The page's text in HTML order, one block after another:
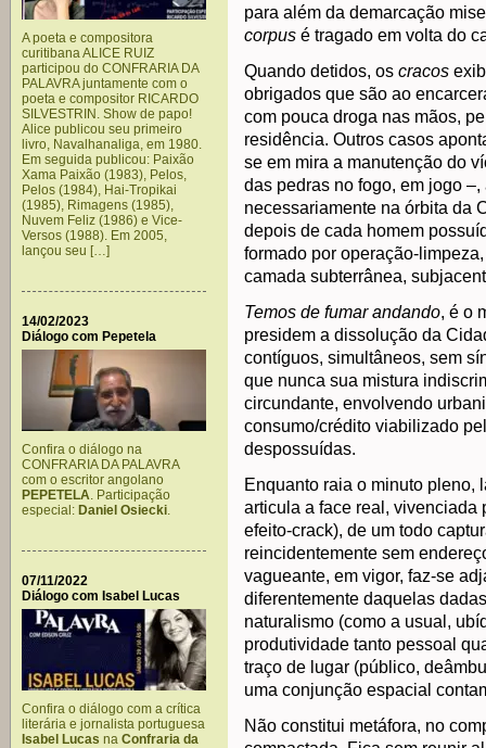
A poeta e compositora
curitibana ALICE RUIZ
participou do CONFRARIA DA
PALAVRA juntamente com o
poeta e compositor RICARDO
SILVESTRIN. Show de papo!
Alice publicou seu primeiro
livro, Navalhanaliga, em 1980.
Em seguida publicou: Paixão
Xama Paixão (1983), Pelos,
Pelos (1984), Hai-Tropikai
(1985), Rimagens (1985),
Nuvem Feliz (1986) e Vice-
Versos (1988). Em 2005,
lançou seu […]
14/02/2023
Diálogo com Pepetela
Confira o diálogo na
CONFRARIA DA PALAVRA
com o escritor angolano
PEPETELA. Participação
especial: Daniel Osiecki.
07/11/2022
Diálogo com Isabel Lucas
Confira o diálogo com a crítica
literária e jornalista portuguesa
Isabel Lucas na Confraria da
para além da demarcação
corpus é tragado em volta do
Quando detidos, os cracos
obrigados que são ao
com pouca droga nas mãos,
residência. Outros casos
se em mira a manutenção do
das pedras no fogo, em jogo
necessariamente na órbita da
depois de cada homem
formado por operação-
camada subterrânea,
Temos de fumar andando, é o
presidem a dissolução da
contíguos, simultâneos, sem
que nunca sua mistura
circundante, envolvendo
consumo/crédito viabilizado
despossuídas.
Enquanto raia o minuto pleno,
articula a face real, vivenciada
efeito-crack), de um todo
reincidentemente sem
vagueante, em vigor, faz-se
diferentemente daquelas
naturalismo (como a usual,
produtividade tanto pessoal
traço de lugar (público,
uma conjunção espacial
Não constitui metáfora, no